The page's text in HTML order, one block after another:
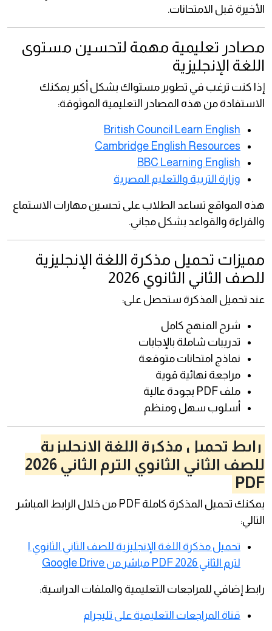
الأخيرة قبل الامتحانات.
مصادر تعليمية مهمة لتحسين مستوى
اللغة الإنجليزية
إذا كنت ترغب في تطوير مستواك بشكل أكبر يمكنك
الاستفادة من هذه المصادر التعليمية الموثوقة:
British Council Learn English
Cambridge English Resources
BBC Learning English
وزارة التربية والتعليم المصرية
هذه المواقع تساعد الطلاب على تحسين مهارات الاستماع
والقراءة والقواعد بشكل مجاني.
مميزات تحميل مذكرة اللغة الإنجليزية
للصف الثاني الثانوي 2026
عند تحميل المذكرة ستحصل على:
شرح المنهج كامل
تدريبات شاملة بالإجابات
نماذج امتحانات متوقعة
مراجعة نهائية قوية
ملف PDF بجودة عالية
أسلوب سهل ومنظم
رابط تحميل مذكرة اللغة الإنجليزية
للصف الثاني الثانوي الترم الثاني 2026
PDF
يمكنك تحميل المذكرة كاملة PDF من خلال الرابط المباشر
التالي:
تحميل مذكرة اللغة الإنجليزية للصف الثاني الثانوي ا
لترم الثاني 2026 PDF مباشر من Google Drive
رابط إضافي للمراجعات التعليمية والملفات الدراسية:
قناة المراجعات التعليمية على تليجرام